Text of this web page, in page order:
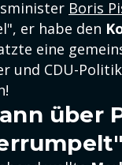
Boris
er habe den
eine
und CDU-
über